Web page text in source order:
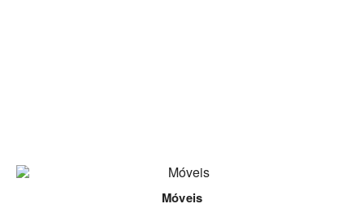
Móveis